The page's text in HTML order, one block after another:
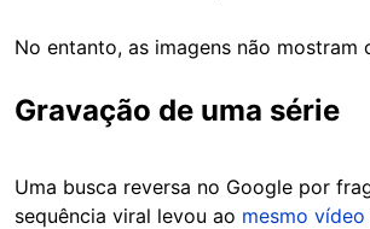
No entanto, as imagens não mostram
Gravação de uma série
Uma busca reversa no Google por
sequência viral levou ao mesmo vídeo